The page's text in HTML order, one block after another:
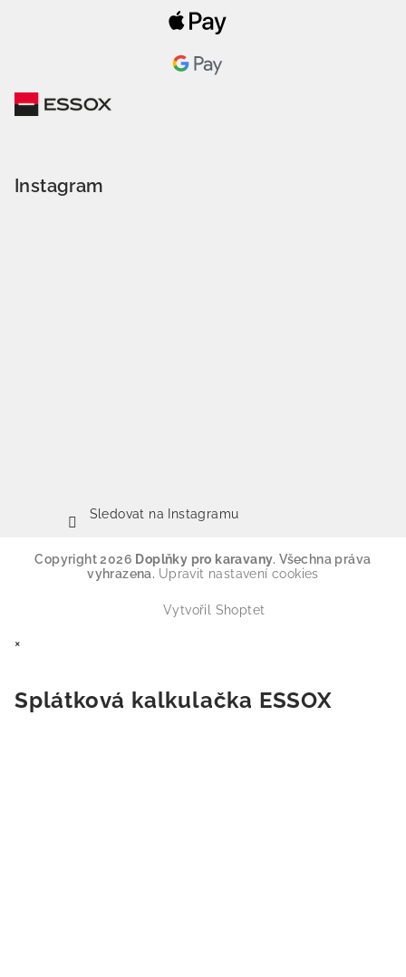
Instagram
Sledovat na Instagramu
Copyright 2026 Doplňky pro karavany. Všechna práva
vyhrazena. Upravit nastavení cookies
Vytvořil Shoptet
×
Splátková kalkulačka ESSOX